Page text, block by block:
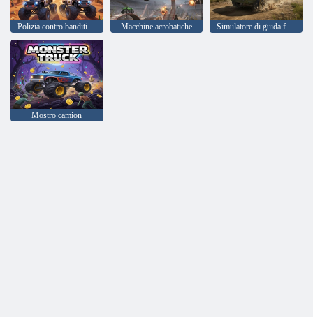
Polizia contro banditi: Monster Truck Macchine acrobatiche Simulatore di guida fuoristrada SUV 4x4 di lusso USA
Mostro camion